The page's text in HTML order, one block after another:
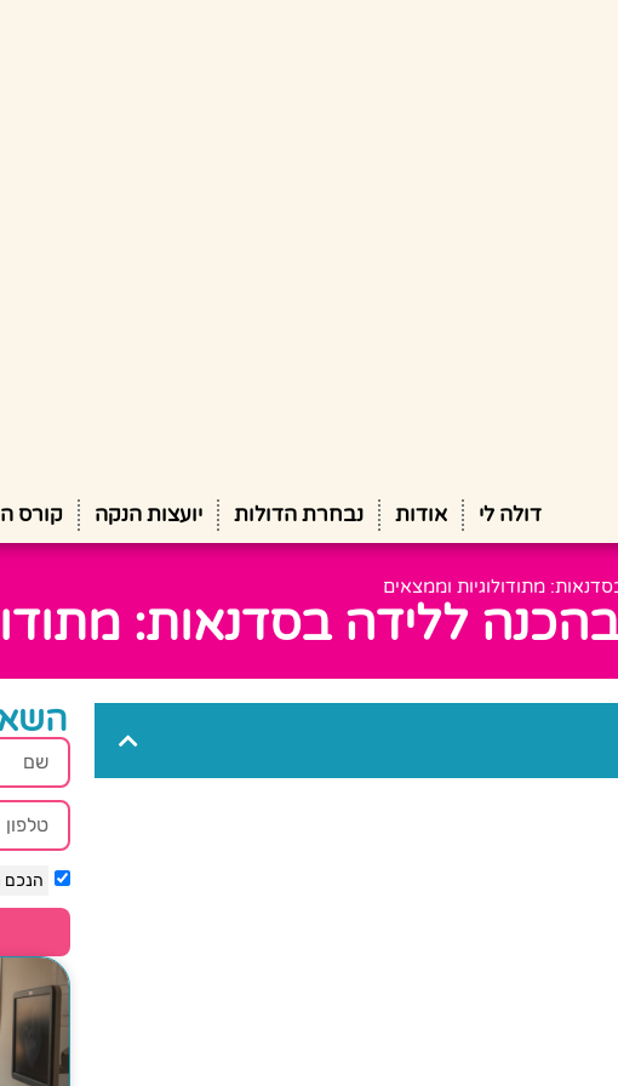
דולה לי אודות נבחרת הדולות יועצות הנקה קורס
מתודולוגיות וממצאים
ללידה בסדנאות:
הנכם